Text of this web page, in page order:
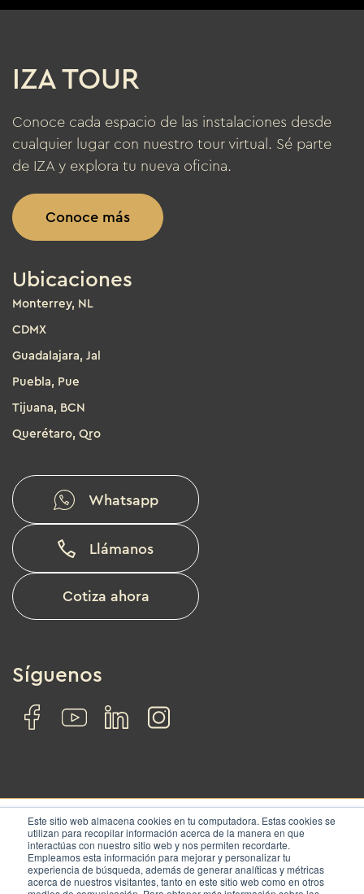
Este sitio web almacena cookies en tu computadora. Estas cookies se
utilizan para recopilar información acerca de la manera en que
interactúas con nuestro sitio web y nos permiten recordarte.
Empleamos esta información para mejorar y personalizar tu
experiencia de búsqueda, además de generar analíticas y métricas
acerca de nuestros visitantes, tanto en este sitio web como en otros
IZA TOUR
Conoce cada espacio de las instalaciones desde
cualquier lugar con nuestro tour virtual. Sé parte
de IZA y explora tu nueva oficina.
Conoce más
Ubicaciones
Monterrey, NL
CDMX
Guadalajara, Jal
Puebla, Pue
Tijuana, BCN
Querétaro, Qro
Whatsapp
Llámanos
Cotiza ahora
Síguenos
© IZA. All rights reserved.
NosotrosSolucionesUbicacionesContacto